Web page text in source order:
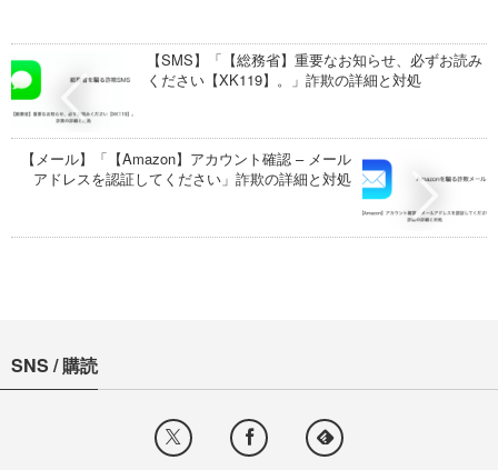
【SMS】「【総務省】重要なお知らせ、必ずお読み
ください【XK119】。」詐欺の詳細と対処
【メール】「【Amazon】アカウント確認 – メール
アドレスを認証してください」詐欺の詳細と対処
SNS / 購読